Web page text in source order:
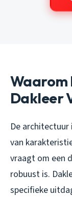
Waarom
Dakleer
De
van
vraagt om een
robuust is.
specifieke